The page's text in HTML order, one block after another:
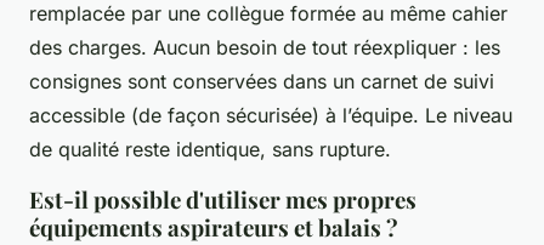
remplacée par une collègue formée au même cahier
des charges. Aucun besoin de tout réexpliquer : les
consignes sont conservées dans un carnet de suivi
accessible (de façon sécurisée) à l’équipe. Le niveau
de qualité reste identique, sans rupture.
Est-il possible d'utiliser mes propres
équipements aspirateurs et balais ?